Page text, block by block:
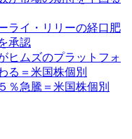
ライ・リリーの経口肥
承認
ヒムズのプラットフォ
る＝米国株個別
％急騰＝米国株個別